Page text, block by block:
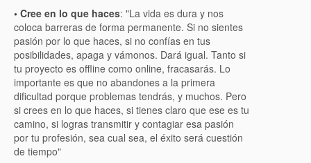
• Cree en lo que haces: "La vida es dura y nos
coloca barreras de forma permanente. Si no sientes
pasión por lo que haces, si no confías en tus
posibilidades, apaga y vámonos. Dará igual. Tanto si
tu proyecto es offline como online, fracasarás. Lo
importante es que no abandones a la primera
dificultad porque problemas tendrás, y muchos. Pero
si crees en lo que haces, si tienes claro que ese es tu
camino, si logras transmitir y contagiar esa pasión
por tu profesión, sea cual sea, el éxito será cuestión
de tiempo"